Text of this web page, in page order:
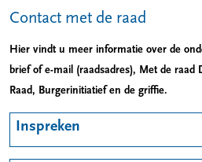
Contact met de raad
Hier vindt u meer informatie over de
brief of e-mail (raadsadres), Met de raad
Raad, Burgerinitiatief en de griffie.
Inspreken